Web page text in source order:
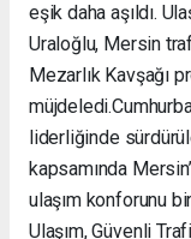
eşik daha aşıldı.
Uraloğlu, Mersin
Mezarlık Kavşağı
müjdeledi.
liderliğinde
kapsamında
ulaşım konforunu
Ulaşım, Güvenli